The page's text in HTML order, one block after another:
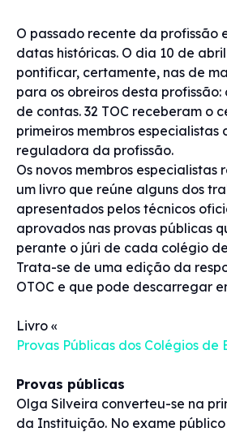
O passado recente da profissão
datas históricas. O dia 10 de
pontificar, certamente, nas de
para os obreiros desta profissão:
de contas. 32 TOC receberam o
primeiros membros
reguladora da profissão.
Os novos membros
um livro que reúne alguns dos
apresentados pelos técnicos
aprovados nas provas públicas
perante o júri de cada colégio
Trata-se de uma edição da
OTOC e que pode descarregar
Livro «
Provas Públicas dos Colégios de
Provas públicas
Olga Silveira converteu-se na
da Instituição. No exame